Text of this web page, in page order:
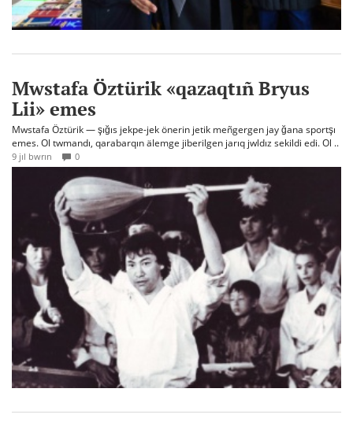
Mwstafa Öztürik «qazaqtıñ Bryus
Lii» emes
Mwstafa Öztürik — şığıs jekpe-jek önerin jetik meñgergen jay ğana sportşı
emes. Ol twmandı, qarabarqın älemge jiberilgen jarıq jwldız sekildi edi. Ol ..
9 jıl bwrın 0